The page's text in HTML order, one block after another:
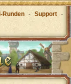
Runden - Support -